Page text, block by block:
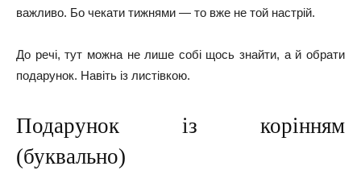
важливо. Бо чекати тижнями — то вже не той настрій.
До речі, тут можна не лише собі щось знайти, а й обрати
подарунок. Навіть із листівкою.
Подарунок із корінням
(буквально)